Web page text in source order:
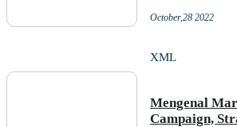
October,28 2022
XML
Mengenal
Campaign,